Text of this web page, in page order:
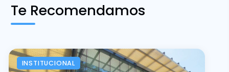
Te Recomendamos
INSTITUCIONAL